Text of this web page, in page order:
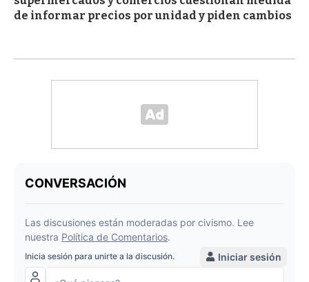
de informar precios por unidad y piden cambios